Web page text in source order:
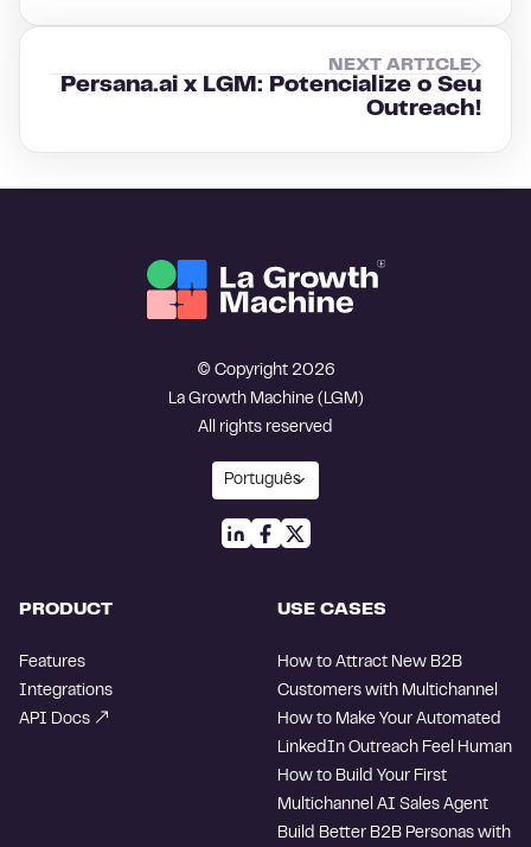
NEXT ARTICLE
Persana.ai x LGM: Potencialize o Seu
Outreach!
© Copyright 2026
La Growth Machine (LGM)
All rights reserved
PRODUCT
Features
Integrations
API Docs
USE CASES
How to Attract New B2B
Customers with Multichannel
How to Make Your Automated
LinkedIn Outreach Feel Human
How to Build Your First
Multichannel AI Sales Agent
Build Better B2B Personas with